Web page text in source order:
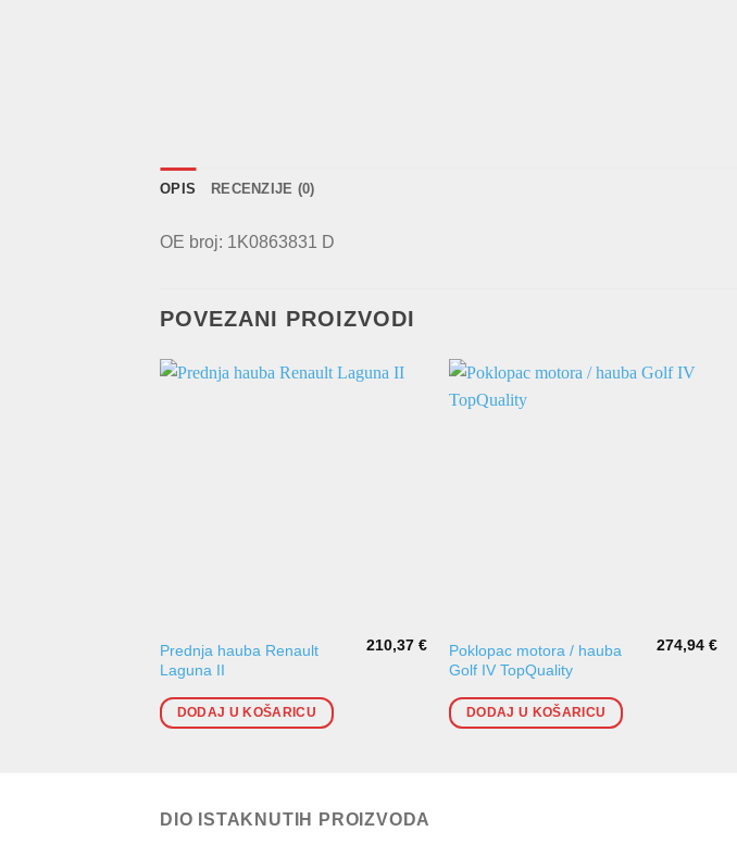
OPIS RECENZIJE (0)
OE broj: 1K0863831 D
POVEZANI PROIZVODI
Prednja hauba Renault
Laguna II
210,37€
DODAJ U KOŠARICU
Poklopac motora / hauba
Golf IV TopQuality
274,94 €
DODAJ U KOŠARICU
DIO ISTAKNUTIH PROIZVODA